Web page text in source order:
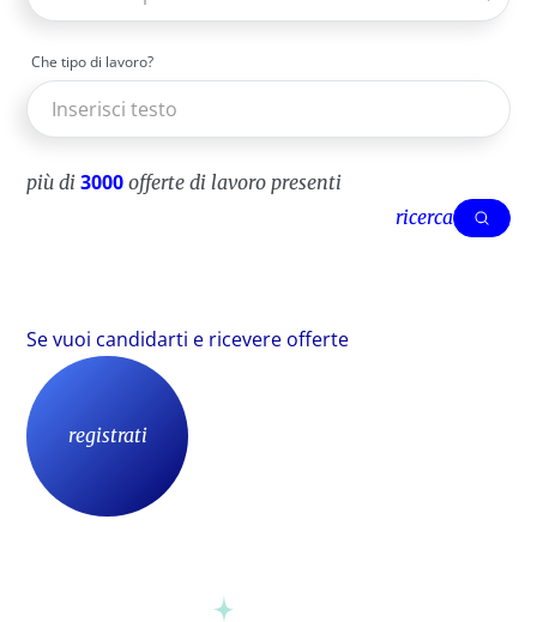
Che tipo di lavoro?
più di3000 offerte di lavoro presenti
ricerca
registrati
Se vuoi candidarti e ricevere offerte